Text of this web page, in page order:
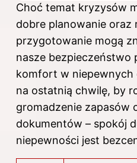
Choć temat kryzysów
dobre planowanie oraz
przygotowanie mogą
nasze bezpieczeństwo
komfort w niepewnych
na ostatnią chwilę, by
gromadzenie zapasów
dokumentów – spokój
niepewności jest